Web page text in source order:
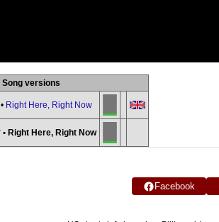
Song versions
• Right Here, Right Now
• Right Here, Right Now
Facebook